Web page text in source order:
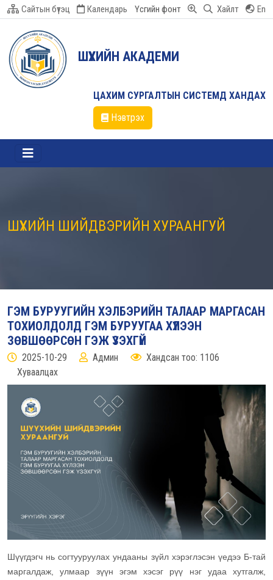
Сайтын бүтэц Календарь Үсгийн фонт Хайлт En
ШҮҮХИЙН АКАДЕМИ
ЦАХИМ СУРГАЛТЫН СИСТЕМД ХАНДАХ
Нэвтрэх
ШҮҮХИЙН ШИЙДВЭРИЙН ХУРААНГУЙ
ГЭМ БУРУУГИЙН ХЭЛБЭРИЙН ТАЛААР МАРГАСАН
ТОХИОЛДОЛД ГЭМ БУРУУГАА ХҮЛЭЭН
ЗӨВШӨӨРСӨН ГЭЖ ҮЗЭХГҮЙ
2025-10-29 Админ
Хандсан тоо: 1106
Хуваалцах
Шүүгдэгч нь согтууруулах ундааны зүйл хэрэглэсэн үедээ Б-тай
маргалдаж, улмаар зүүн эгэм хэсэг рүү нэг удаа хутгалж,